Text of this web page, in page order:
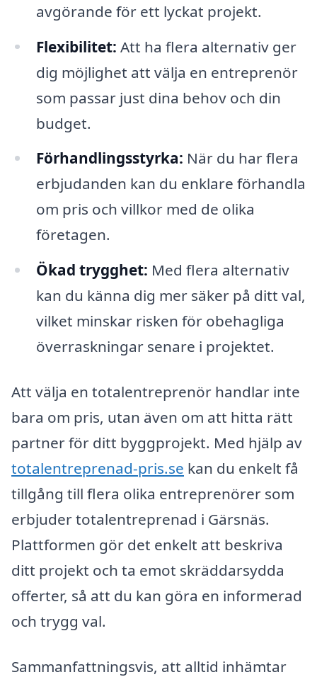
avgörande för ett lyckat projekt.
Flexibilitet: Att ha flera alternativ ger
dig möjlighet att välja en entreprenör
som passar just dina behov och din
budget.
Förhandlingsstyrka: När du har flera
erbjudanden kan du enklare förhandla
om pris och villkor med de olika
företagen.
Ökad trygghet: Med flera alternativ
kan du känna dig mer säker på ditt val,
vilket minskar risken för obehagliga
överraskningar senare i projektet.
Att välja en totalentreprenör handlar inte
bara om pris, utan även om att hitta rätt
partner för ditt byggprojekt. Med hjälp av
totalentreprenad-pris.se kan du enkelt få
tillgång till flera olika entreprenörer som
erbjuder totalentreprenad i Gärsnäs.
Plattformen gör det enkelt att beskriva
ditt projekt och ta emot skräddarsydda
offerter, så att du kan göra en informerad
och trygg val.
Sammanfattningsvis, att alltid inhämtar